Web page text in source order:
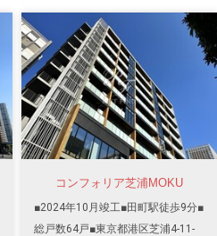
コンフォリア芝浦MOKU
■2024年10月竣工■田町駅徒歩9分■
総戸数64戸■東京都港区芝浦4-11-